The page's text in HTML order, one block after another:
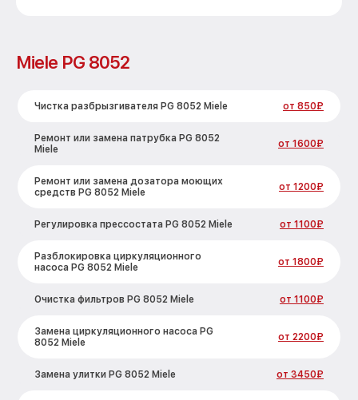
Miele PG 8052
Чистка разбрызгивателя PG 8052 Miele от 850₽
Ремонт или замена патрубка PG 8052
Miele
от 1600₽
Ремонт или замена дозатора моющих
средств PG 8052 Miele
от 1200₽
Регулировка прессостата PG 8052 Miele от 1100₽
Разблокировка циркуляционного
насоса PG 8052 Miele
от 1800₽
Очистка фильтров PG 8052 Miele от 1100₽
Замена циркуляционного насоса PG
8052 Miele
от 2200₽
Замена улитки PG 8052 Miele от 3450₽